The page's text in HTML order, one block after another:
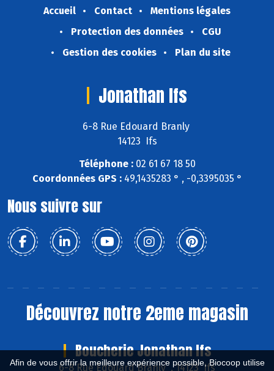
Afin de vous offrir la meilleure expérience possible, Biocoop utilise
Accueil Contact
Mentions légales
Protection des données
CGU
Gestion des cookies
Plan du site
Jonathan Ifs
6-8 Rue Edouard Branly
14123 Ifs
Téléphone :02 61 67 18 50
Coordonnées GPS :49,1435283 ° , -0,3395035 °
Nous suivre sur
Découvrez notre 2eme magasin
Boucherie Jonathan Ifs
6-8 Rue Edouard Branly , 14123 Ifs